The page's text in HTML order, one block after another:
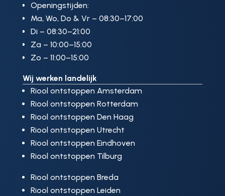
Openingstijden:
Ma, Wo, Do & Vr – 08:30–17:00
Di – 08:30–21:00
Za – 10:00–15:00
Zo – 11:00–15:00
Wij werken landelijk
Riool ontstoppen Amsterdam
Riool ontstoppen Rotterdam
Riool ontstoppen Den Haag
Riool ontstoppen Utrecht
Riool ontstoppen Eindhoven
Riool ontstoppen Tilburg
Riool ontstoppen Breda
Riool ontstoppen Leiden